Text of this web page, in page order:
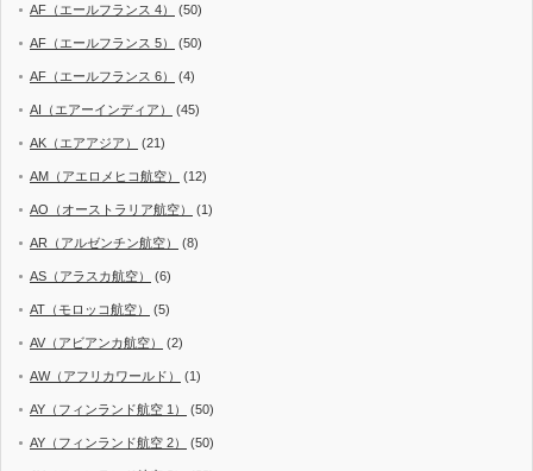
AF（エールフランス 4） (50)
AF（エールフランス 5） (50)
AF（エールフランス 6） (4)
AI（エアーインディア） (45)
AK（エアアジア） (21)
AM（アエロメヒコ航空） (12)
AO（オーストラリア航空） (1)
AR（アルゼンチン航空） (8)
AS（アラスカ航空） (6)
AT（モロッコ航空） (5)
AV（アビアンカ航空） (2)
AW（アフリカワールド） (1)
AY（フィンランド航空 1） (50)
AY（フィンランド航空 2） (50)